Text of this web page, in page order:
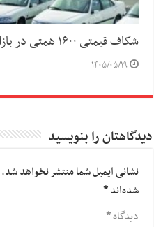
شکاف قیمتی ۱۶۰۰ همتی در بازار خودرو
۱۴۰۵/۰۵/۱۹
دیدگاهتان را بنویسید
نشانی ایمیل شما منتشر نخواهد شد.
شده‌اند*
دیدگاه*